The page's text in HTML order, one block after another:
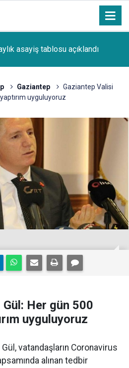
asayiş tablosu açıklandı
Gaziantep
Gaziantep Valisi
uyguluyoruz
Her gün 500
uyguluyoruz
vatandaşların Coronavirus
alınan tedbir